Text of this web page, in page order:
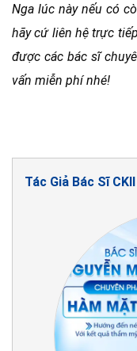
Nga lúc này nếu có
hãy cứ liên hệ trực
được các bác sĩ
vấn miễn phí nhé!
Tác Giả Bác Sĩ